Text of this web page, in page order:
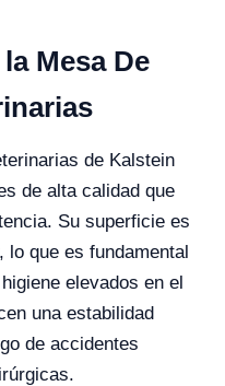
Mesa De
de Kalstein
de alta calidad que
Su superficie es
lo que es fundamental
elevados en el
una estabilidad
de accidentes